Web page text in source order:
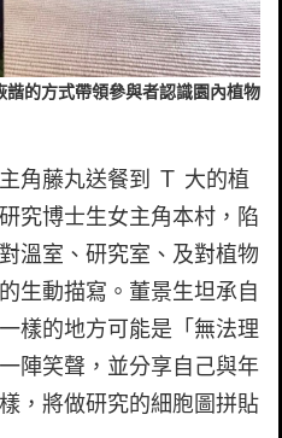
的方式帶領參與者認識園內植物
角藤丸送餐到 Ｔ 大的植
究博士生女主角本村，陷
溫室、研究室、及對植物
生動描寫。董景生坦承自
樣的地方可能是「無法理
陣笑聲，並分享自己與年
，將做研究的細胞圖拼貼